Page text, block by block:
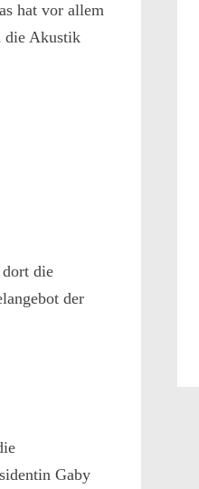
hat vor allem
die Akustik
die
der
Gaby